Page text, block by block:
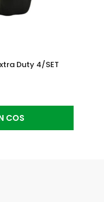
Duty 4/SET
COS